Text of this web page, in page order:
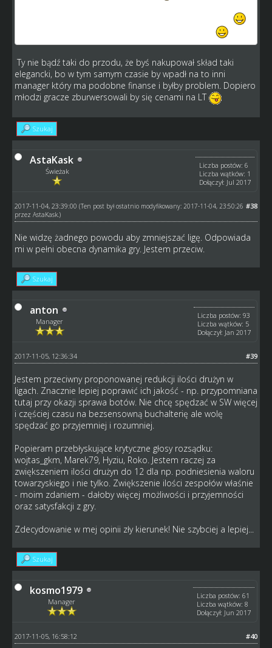
Ty nie bądź taki do przodu, że byś nakupował skład taki
elegancki, bo w tym samym czasie by wpadł na to inni
manager który ma podobne finanse i byłby problem. Dopiero
młodzi gracze zburwersowali by się cenami na LT
Szukaj
AstaKask
Świeżak
Liczba postów: 6
Liczba wątków: 1
Dołączył: Jul 2017
#38
2017-11-04, 23:39:00 (Ten post był ostatnio modyfikowany: 2017-11-04, 23:50:26
przez AstaKask.)
Nie widzę żadnego powodu aby zmniejszać ligę. Odpowiada
mi w pełni obecna dynamika gry. Jestem przeciw.
Szukaj
anton
Manager
Liczba postów: 93
Liczba wątków: 5
Dołączył: Jan 2017
#39
2017-11-05, 12:36:34
Jestem przeciwny proponowanej redukcji ilości drużyn w
ligach. Znacznie lepiej poprawić ich jakość - np. przypomniana
tutaj przy okazji sprawa botów. Nie chcę spędzać w SW więcej
i częściej czasu na bezsensowną buchalterię ale wolę
spędzać go przyjemniej i rozumniej.
Popieram przebłyskujące krytyczne głosy rozsądku:
wojtas_gkm, Marek79, Hyziu, Roko. Jestem raczej za
zwiększeniem ilości drużyn do 12 dla np. podniesienia waloru
towarzyskiego i nie tylko. Zwiększenie ilości zespołów właśnie
- moim zdaniem - dałoby więcej możliwości i przyjemności
oraz satysfakcji z gry.
Zdecydowanie w mej opinii zły kierunek! Nie szybciej a lepiej...
Szukaj
kosmo1979
Manager
Liczba postów: 61
Liczba wątków: 8
Dołączył: Jun 2017
#40
2017-11-05, 16:58:12